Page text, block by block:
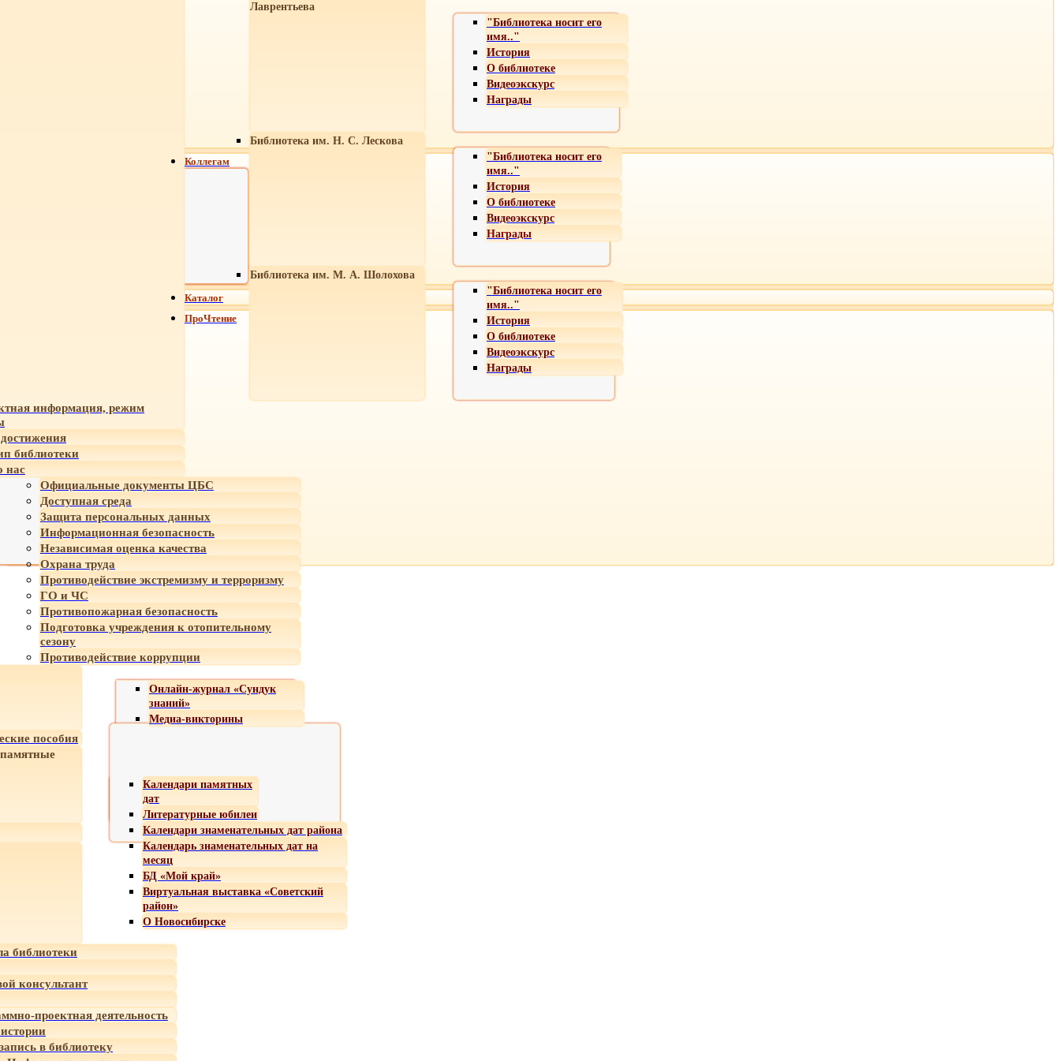
Лаврентьева
"Библиотека носит его
имя.."
История
О библиотеке
Видеоэкскурс
Награды
Библиотека им. Н. С. Лескова
"Библиотека носит его
имя.."
История
О библиотеке
Видеоэкскурс
Награды
Библиотека им. М. А. Шолохова
"Библиотека носит его
имя.."
История
О библиотеке
Видеоэкскурс
Награды
информация, режим
библиотеки
нас
Официальные документы ЦБС
Доступная среда
Защита персональных данных
Информационная безопасность
Независимая оценка качества
Охрана труда
Противодействие экстремизму и терроризму
ГО и ЧС
Противопожарная безопасность
Подготовка учреждения к отопительному
сезону
Противодействие коррупции
Онлайн-журнал «Сундук
знаний»
Медиа-викторины
пособия
Календари памятных
дат
Литературные юбилеи
Календари знаменательных дат района
Календарь знаменательных дат на
месяц
БД «Мой край»
Виртуальная выставка «Советский
район»
О Новосибирске
библиотеки
консультант
проектная деятельность
в библиотеку
Коллегам
Каталог
ПроЧтение